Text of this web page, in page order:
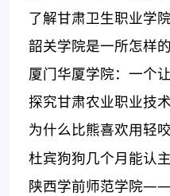
了解甘肃卫生职业学
质医疗人才
韶关学院是一所怎样的
厦门华厦学院：一个
习场所
探究甘肃农业职业技
为什么比熊喜欢用轻
杜宾狗狗几个月能认主
陕西学前师范学院